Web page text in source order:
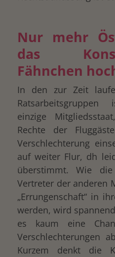
Nur mehr
das
Fähnchen
In den zur Zeit
einzige
Rechte der
Verschlechterung
auf weiter Flur, dh
überstimmt. Wie
Vertreter der anderen
„Errungenschaft“ in
werden, wird
es kaum eine
Verschlechterungen
Kurzem denkt die